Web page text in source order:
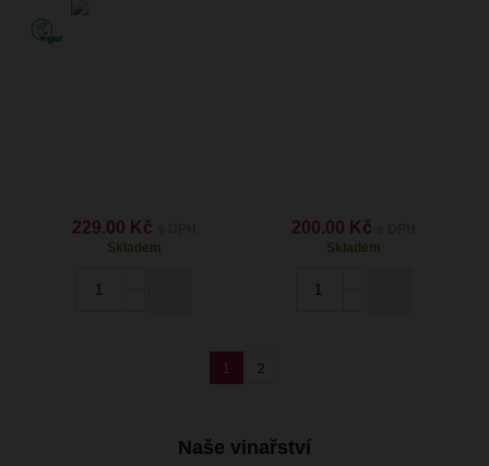
229.00 Kč
Skladem
200.00 Kč
Skladem
1 2
Naše vinařství